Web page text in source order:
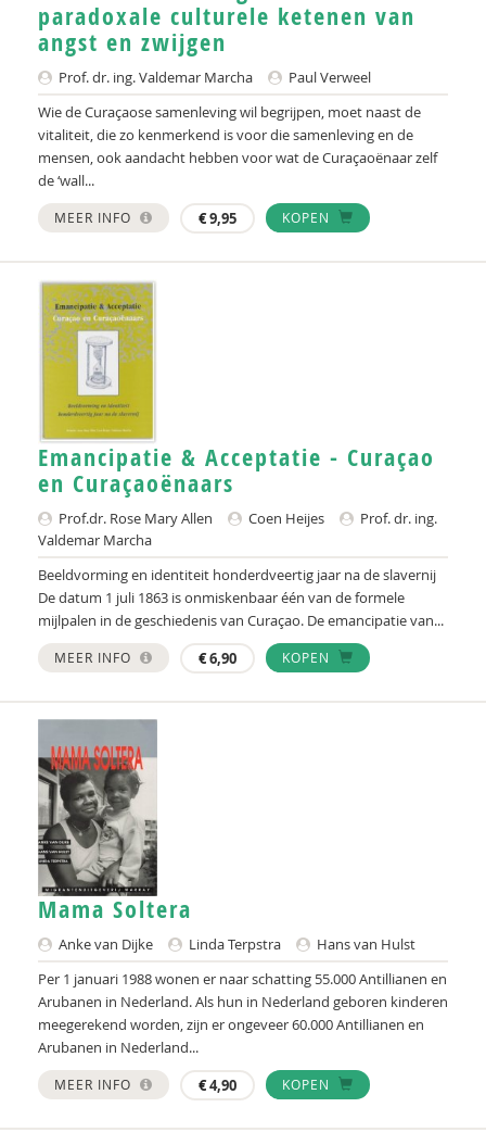
paradoxale culturele ketenen van
angst en zwijgen
Prof. dr. ing. Valdemar Marcha
Paul Verweel
Wie de Curaçaose samenleving wil begrijpen, moet naast de
vitaliteit, die zo kenmerkend is voor die samenleving en de
mensen, ook aandacht hebben voor wat de Curaçaoënaar zelf
de ‘wall...
MEER INFO €9,95 KOPEN
Emancipatie & Acceptatie - Curaçao
en Curaçaoënaars
Prof.dr. Rose Mary Allen Coen Heijes
Prof. dr. ing.
Valdemar Marcha
Beeldvorming en identiteit honderdveertig jaar na de slavernij
De datum 1 juli 1863 is onmiskenbaar één van de formele
mijlpalen in de geschiedenis van Curaçao. De emancipatie van...
MEER INFO €6,90 KOPEN
Mama Soltera
Anke van Dijke Linda Terpstra
Hans van Hulst
Per 1 januari 1988 wonen er naar schatting 55.000 Antillianen en
Arubanen in Nederland. Als hun in Nederland geboren kinderen
meegerekend worden, zijn er ongeveer 60.000 Antillianen en
Arubanen in Nederland...
MEER INFO €4,90 KOPEN